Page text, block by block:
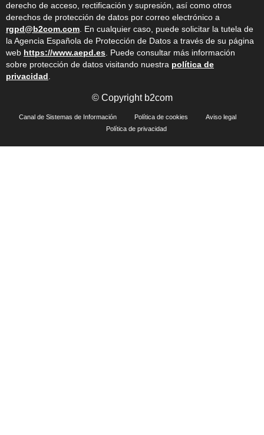
derecho de acceso, rectificación y supresión, así como otros
derechos de protección de datos por correo electrónico a
rgpd@b2com.com . En cualquier caso, puede solicitar la tutela de
la Agencia Española de Protección de Datos a través de su página
web https://www.aepd.es . Puede consultar más información
sobre protección de datos visitando nuestra política de
privacidad
© Copyright b2com
Canal de Sistemas de Información Política de cookies
Aviso legal
Política de privacidad